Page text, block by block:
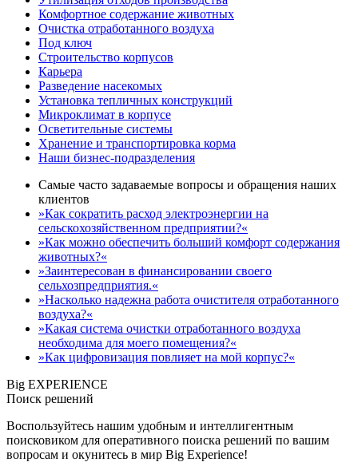
Комфортное содержание животных
Очистка отработанного воздуха
Под ключ
Строительство корпусов
Карьера
Разведение насекомых
Установка тепличных конструкций
Микроклимат в корпусе
Осветительные системы
Хранение и транспортировка корма
Наши бизнес-подразделения
Самые часто задаваемые вопросы и обращения наших
клиентов
»Как сократить расход электроэнергии на
сельскохозяйственном предприятии?«
»Как можно обеспечить больший комфорт содержания
животных?«
»Заинтересован в финансировании своего
сельхозпредприятия.«
»Насколько надежна работа очистителя отработанного
воздуха?«
»Какая система очистки отработанного воздуха
необходима для моего помещения?«
»Как цифровизация повлияет на мой корпус?«
Big EXPERIENCE
Поиск решений
Воспользуйтесь нашим удобным и интеллигентным
поисковиком для оперативного поиска решений по вашим
вопросам и окунитесь в мир Big Experience!